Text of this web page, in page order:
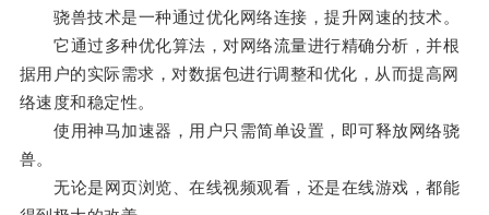
骁兽技术是一种通过优化网络连接，提升网速的技术。
它通过多种优化算法，对网络流量进行精确分析，并根
据用户的实际需求，对数据包进行调整和优化，从而提高网
络速度和稳定性。
使用神马加速器，用户只需简单设置，即可释放网络骁
兽。
无论是网页浏览、在线视频观看，还是在线游戏，都能